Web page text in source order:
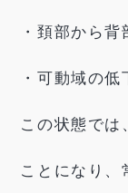
・頚部から
・可動域の低
この状態では
ことになり、